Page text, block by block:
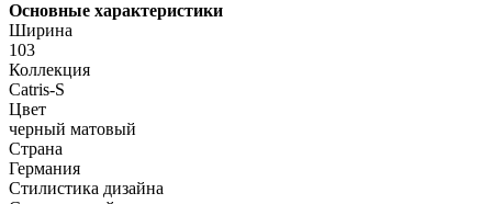
Основные характеристики
Ширина
103
Коллекция
Catris-S
Цвет
черный матовый
Страна
Германия
Стилистика дизайна